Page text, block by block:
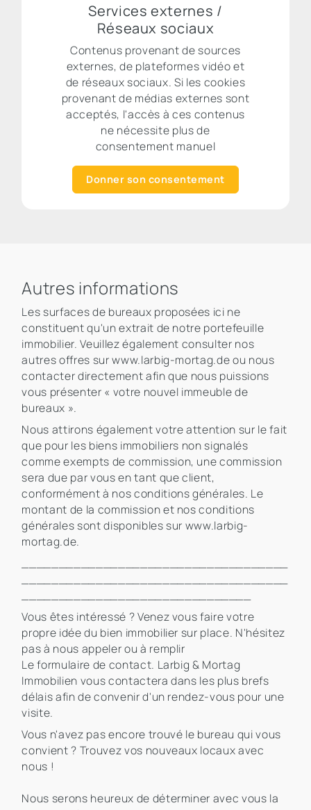
Services externes /
Réseaux sociaux
Contenus provenant de sources
externes, de plateformes vidéo et
de réseaux sociaux. Si les cookies
provenant de médias externes sont
acceptés, l'accès à ces contenus
ne nécessite plus de
consentement manuel
Donner son consentement
Autres informations
Les surfaces de bureaux proposées ici ne
constituent qu'un extrait de notre portefeuille
immobilier. Veuillez également consulter nos
autres offres sur www.larbig-mortag.de ou nous
contacter directement afin que nous puissions
vous présenter « votre nouvel immeuble de
bureaux ».
Nous attirons également votre attention sur le fait
que pour les biens immobiliers non signalés
comme exempts de commission, une commission
sera due par vous en tant que client,
conformément à nos conditions générales. Le
montant de la commission et nos conditions
générales sont disponibles sur www.larbig-
mortag.de.
Vous êtes intéressé ? Venez vous faire votre
propre idée du bien immobilier sur place. N'hésitez
pas à nous appeler ou à remplir
Le formulaire de contact. Larbig & Mortag
Immobilien vous contactera dans les plus brefs
délais afin de convenir d'un rendez-vous pour une
visite.
Vous n'avez pas encore trouvé le bureau qui vous
convient ? Trouvez vos nouveaux locaux avec
nous !
Nous serons heureux de déterminer avec vous la